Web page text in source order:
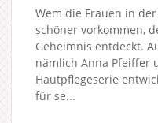
Wem die Frauen in
schöner vorkommen,
Geheimnis entdeckt.
nämlich Anna Pfeiffer
Hautpflegeserie
für se...